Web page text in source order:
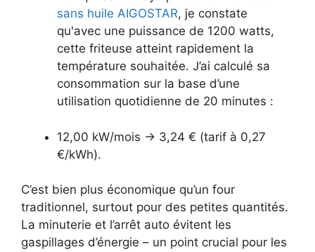
sans huile AIGOSTAR, je constate
qu'avec une puissance de 1200 watts,
cette friteuse atteint rapidement la
température souhaitée. J’ai calculé sa
consommation sur la base d’une
utilisation quotidienne de 20 minutes :
12,00 kW/mois → 3,24 € (tarif à 0,27
€/kWh).
C’est bien plus économique qu’un four
traditionnel, surtout pour des petites quantités.
La minuterie et l’arrêt auto évitent les
gaspillages d’énergie – un point crucial pour les